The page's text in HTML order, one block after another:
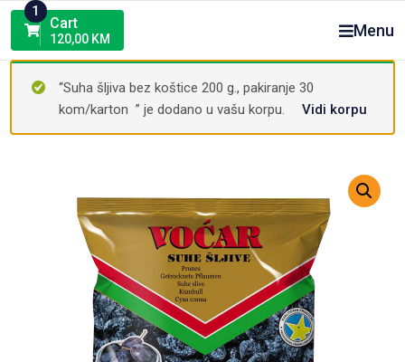
Skip
content
1
Cart
120,00 KM Menu
“Suha šljiva bez koštice 200 g., pakiranje 30
kom/karton ” je dodano u vašu korpu.
Vidi korpu